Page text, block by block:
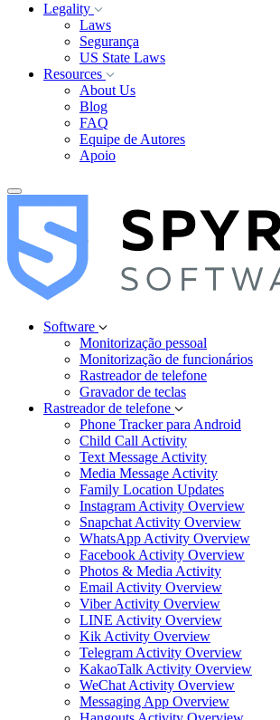
Legality
Laws
Segurança
US State Laws
Resources
About Us
Blog
FAQ
Equipe de Autores
Apoio
Software
Monitorização pessoal
Monitorização de funcionários
Rastreador de telefone
Gravador de teclas
Rastreador de telefone
Phone Tracker para Android
Child Call Activity
Text Message Activity
Media Message Activity
Family Location Updates
Instagram Activity Overview
Snapchat Activity Overview
WhatsApp Activity Overview
Facebook Activity Overview
Photos & Media Activity
Email Activity Overview
Viber Activity Overview
LINE Activity Overview
Kik Activity Overview
Telegram Activity Overview
KakaoTalk Activity Overview
WeChat Activity Overview
Messaging App Overview